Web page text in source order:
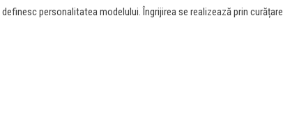
personalitatea modelului. Îngrijirea se realizează prin curățare